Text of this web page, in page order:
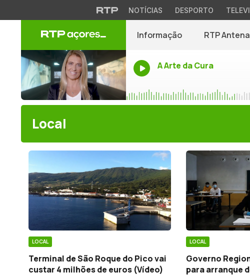
NOTÍCIAS DESPORTO
Informação RTP
A Arte da Cura
Local
LOCAL
Terminal de São Roque do Pico vai
custar 4 milhões de euros (Vídeo)
LOCAL
Governo
para arranque